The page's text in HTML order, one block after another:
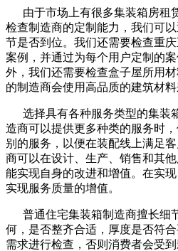
由于市场上有很多集装箱房租
检查制造商的定制能力，我们可
节是否到位。我们还需要检查重
案例，并通过为每个用户定制的
外，我们还需要检查盒子屋所用
的制造商会使用高品质的建筑材料
选择具有各种服务类型的集装
造商可以提供更多种类的服务时
别的服务，以便在装配线上满足
商可以在设计、生产、销售和其
能实现自身的改进和增值。在实
实现服务质量的增值。
普通住宅集装箱制造商擅长细
何，是否整齐合适，厚度是否符
需求进行检查，否则消费者会受